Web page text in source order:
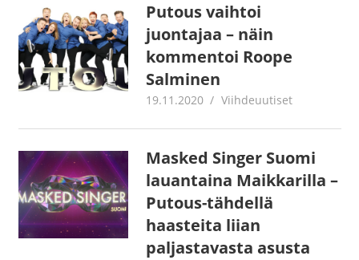
Putous vaihtoi
juontajaa – näin
kommentoi Roope
Salminen
19.11.2020 Juha Kaunisto
Viihdeuutiset
Masked Singer Suomi
lauantaina Maikkarilla –
Putous-tähdellä
haasteita liian
paljastavasta asusta